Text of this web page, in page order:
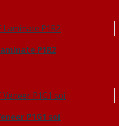
P1R2
P1G1 soi